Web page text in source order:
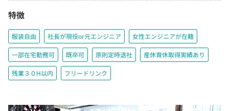
特徴
服装自由 社長が現役or元エンジニア 女性エンジニアが在籍
一部在宅勤務可 既卒可 原則定時退社 産休育休取得実績あり
残業３０H以内 フリードリンク